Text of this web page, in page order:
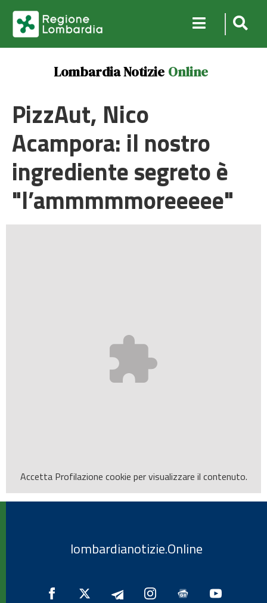
Lombardia Notizie Online
PizzAut, Nico
Acampora: il nostro
ingrediente segreto è
"l’ammmmmoreeeee"
Accetta Profilazione cookie per visualizzare il contenuto.
lombardianotizie.Online